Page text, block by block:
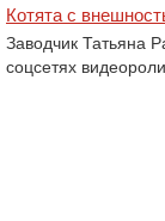
Котята с
Заводчик Татьяна
соцсетях